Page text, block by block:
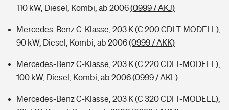
110 kW, Diesel, Kombi, ab 2006(0999 / AKJ)
Mercedes-Benz C-Klasse, 203 K (C 200 CDI T-MODELL),
90 kW, Diesel, Kombi, ab 2006(0999 / AKK)
Mercedes-Benz C-Klasse, 203 K (C 220 CDI T-MODELL),
100 kW, Diesel, Kombi, ab 2006(0999 / AKL)
Mercedes-Benz C-Klasse, 203 K (C 320 CDI T-MODELL),